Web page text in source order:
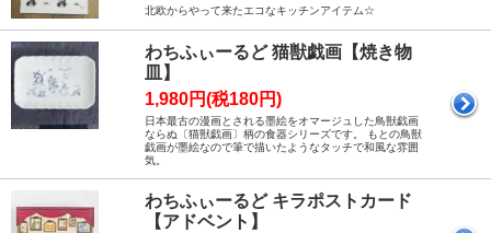
北欧からやって来たエコなキッチンアイテム☆
わちふぃーるど 猫獣戯画【焼き物
皿】
1,980円(税180円)
日本最古の漫画とされる墨絵をオマージュした鳥獣戯画
ならぬ〔猫獣戯画〕柄の食器シリーズです。 もとの鳥獣
戯画が墨絵なので筆で描いたようなタッチで和風な雰囲
気。
わちふぃーるど キラポストカード
【アドベント】